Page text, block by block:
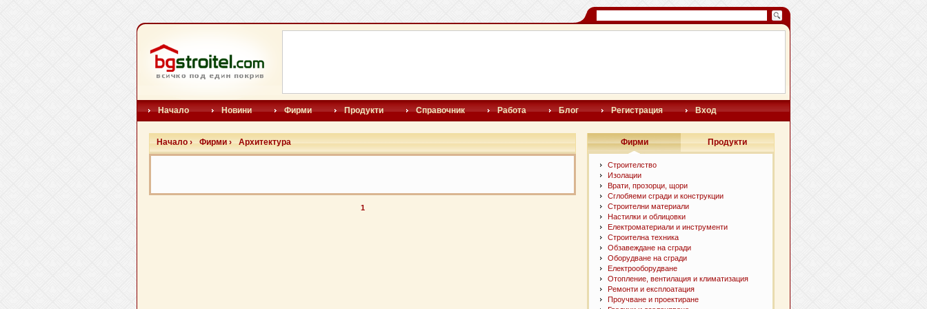
Начало Новини Фирми Продукти Справочник Работа Блог Регистрация Вход
Начало › Фирми › Архитектура
1
Фирми Продукти
Строителство
Изолации
Врати, прозорци, щори
Сглобяеми сгради и конструкции
Строителни материали
Настилки и oблицовки
Електроматериали и инструменти
Строителна техника
Обзавеждане на сгради
Оборудване на сгради
Електрооборудване
Отопление, вентилация и климатизация
Ремонти и експлоатация
Проучване и проектиране